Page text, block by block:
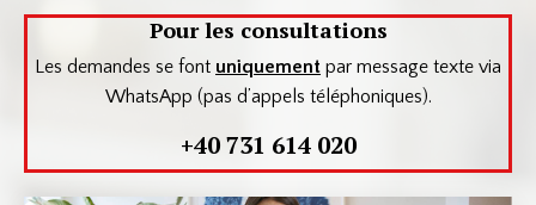
Pour les consultations
Les demandes se font uniquement par message texte via
WhatsApp (pas d’appels téléphoniques).
+40 731 614 020